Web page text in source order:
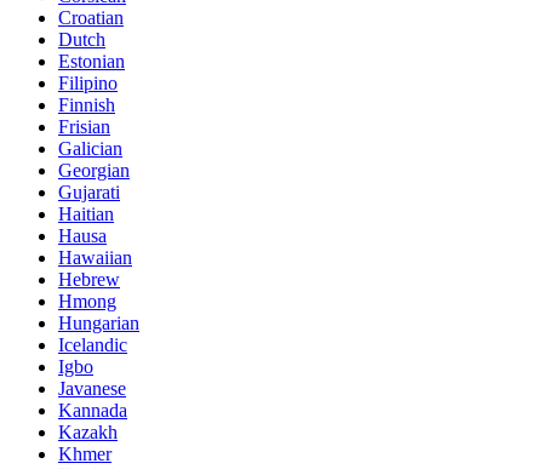
Croatian
Dutch
Estonian
Filipino
Finnish
Frisian
Galician
Georgian
Gujarati
Haitian
Hausa
Hawaiian
Hebrew
Hmong
Hungarian
Icelandic
Igbo
Javanese
Kannada
Kazakh
Khmer